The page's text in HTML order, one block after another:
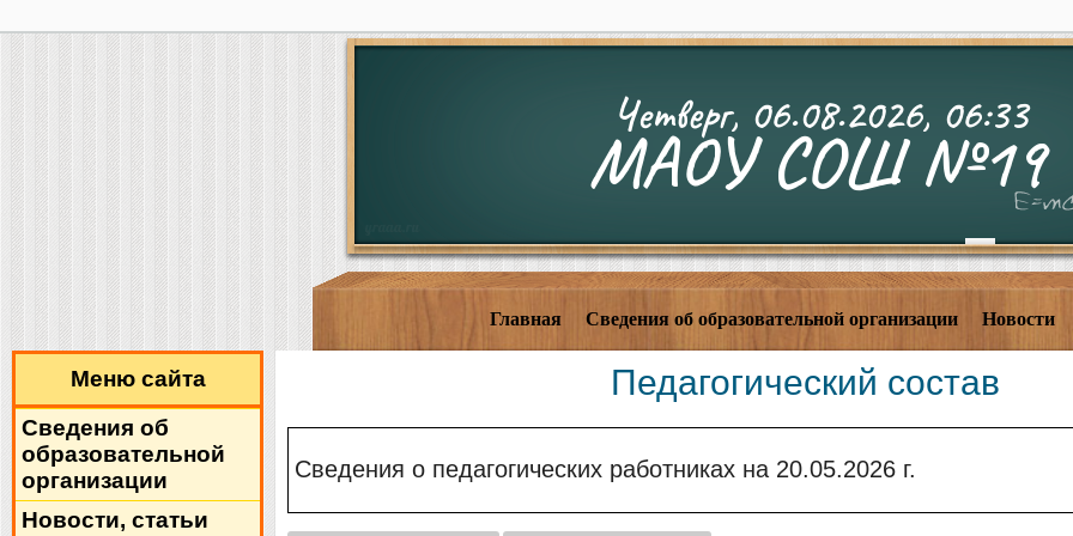
Четверг, 06.08.2026, 06:33
МАОУ СОШ №19
Главная Сведения об образовательной организации Новости
Меню сайта
Сведения об
образовательной
организации
Новости, статьи
Педагогический состав
Сведения о педагогических работниках на 20.05.2026 г.